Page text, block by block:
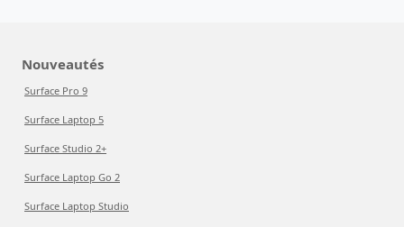
Nouveautés
Surface Pro 9
Surface Laptop 5
Surface Studio 2+
Surface Laptop Go 2
Surface Laptop Studio